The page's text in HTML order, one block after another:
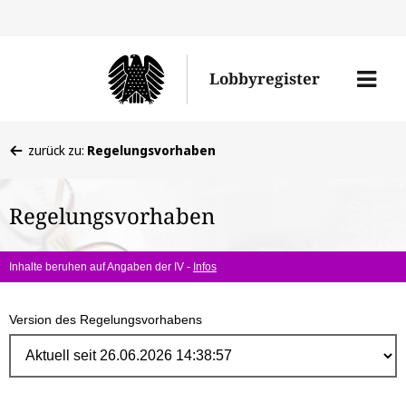
Lobbyregister
Menü
befinden
hier:
zurück zu: Regelungsvorhaben
Regelungsvorhaben
Inhalte beruhen auf Angaben der IV - Infos
Version des Regelungsvorhabens